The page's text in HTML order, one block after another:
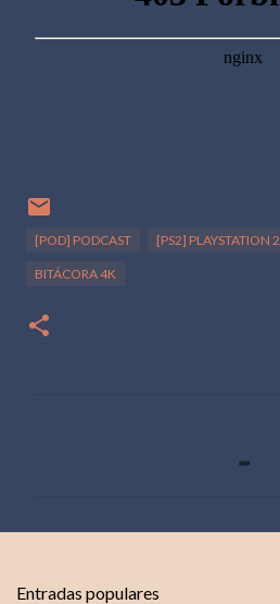
[POD] PODCAST [PS2] PLAYSTATION 2
BITÁCORA 4K
Entradas populares